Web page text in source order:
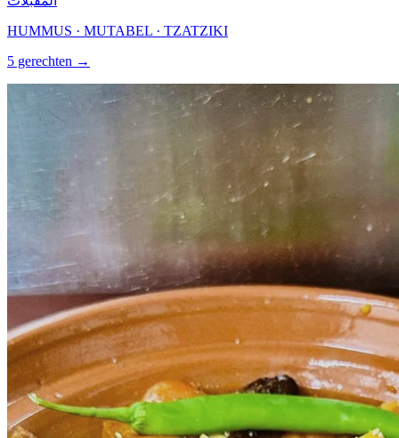
HUMMUS · MUTABEL · TZATZIKI
5 gerechten →